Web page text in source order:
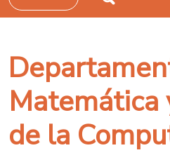
Matemática
de la